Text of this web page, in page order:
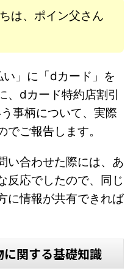
は、ポイン父さん
」に「dカード」を
、dカード特約店割引
事柄について、実際
ご報告します。
い合わせた際には、あ
反応でしたので、同じ
に情報が共有できれば
関する基礎知識